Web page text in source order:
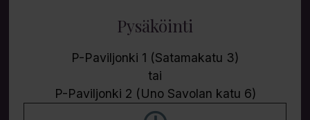
Pysäköinti
P-Paviljonki 1 (Satamakatu 3)
tai
P-Paviljonki 2 (Uno Savolan katu 6)